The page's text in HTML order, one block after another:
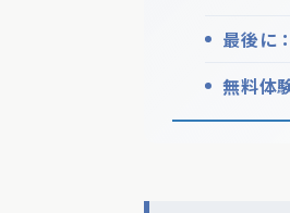
最後に
無料体